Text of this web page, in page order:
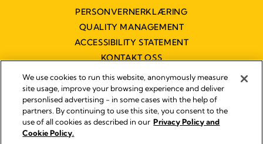
PERSONVERNERKLÆRING
QUALITY MANAGEMENT
ACCESSIBILITY STATEMENT
KONTAKT OSS
TILGJENGELIGHETSERKLÆRING
Imprint
Legal Notice
We use cookies to run this website, anonymously measure
site usage, improve your browsing experience and deliver
personlised advertising - in some cases with the help of
partners. By continuing to use this site, you consent to the
use of all cookies as described in our Privacy Policy and
Cookie Policy.